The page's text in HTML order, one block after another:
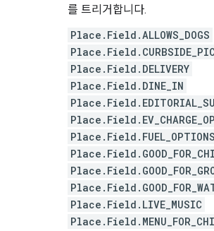
를 트리거합니다.
Place.Field.ALLOWS_DOGS
Place.Field.DELIVERY
Place.Field.DINE_IN
Place.Field.FUEL_OPTIONS
Place.Field.LIVE_MUSIC